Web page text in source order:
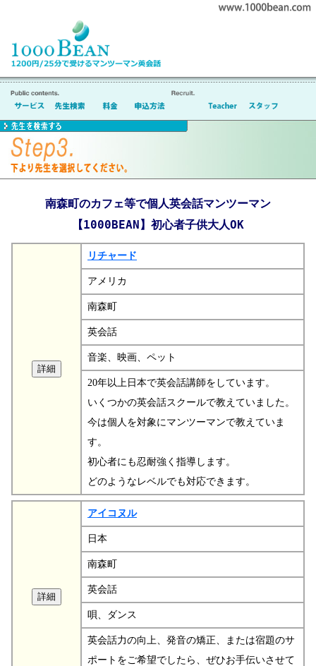
南森町のカフェ等で個人英会話マンツーマン
【1000BEAN】初心者子供大人OK
リチャード
アメリカ
南森町
英会話
音楽、映画、ペット
20年以上日本で英会話講師をしています。
いくつかの英会話スクールで教えていました。
今は個人を対象にマンツーマンで教えていま
す。
初心者にも忍耐強く指導します。
どのようなレベルでも対応できます。
アイコヌル
日本
南森町
英会話
唄、ダンス
英会話力の向上、発音の矯正、または宿題のサ
ポートをご希望でしたら、ぜひお手伝いさせて